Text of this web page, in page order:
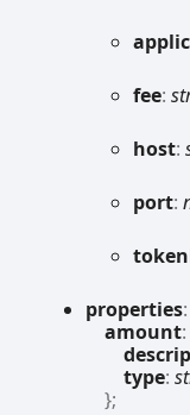
fee:
host:
port:
token
properties:
amount:
type:
};